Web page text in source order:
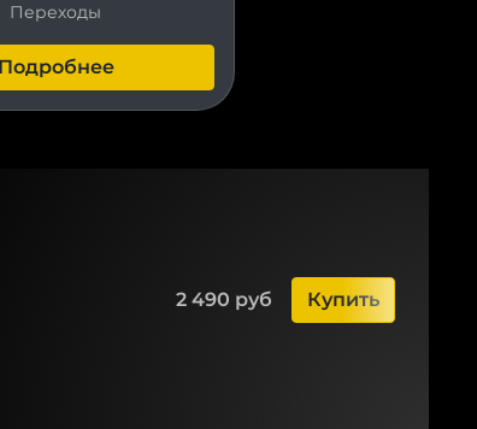
Переходы
Подробнее
2 490 руб Купить